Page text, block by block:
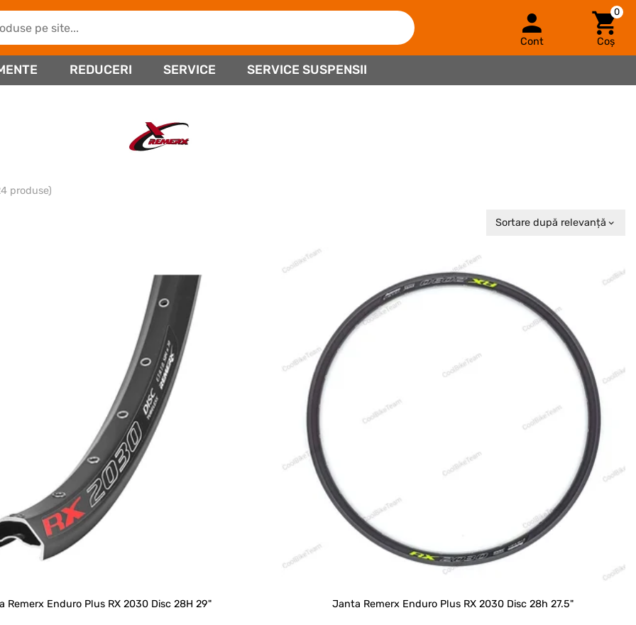
Cont Coș
0
REDUCERI SERVICE SERVICE SUSPENSII
produse)
Sortare după relevanță
Remerx Enduro Plus RX 2030 Disc 28H 29" Janta Remerx Enduro Plus RX 2030 Disc 28h 27.5"